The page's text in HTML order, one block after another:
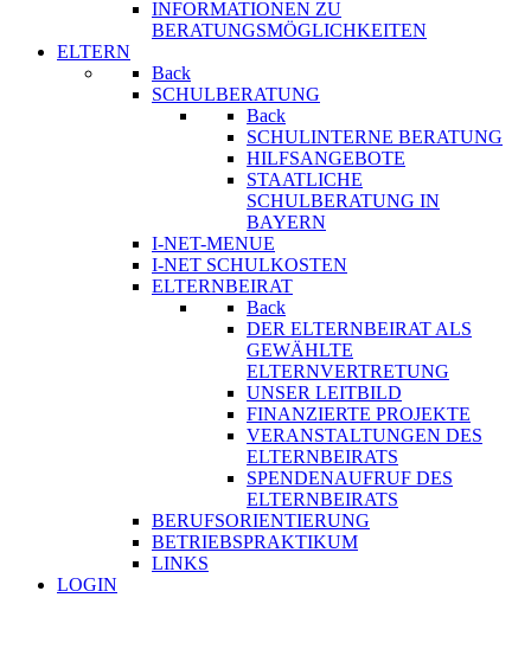
INFORMATIONEN ZU
BERATUNGSMÖGLICHKEITEN
ELTERN
Back
SCHULBERATUNG
Back
SCHULINTERNE BERATUNG
HILFSANGEBOTE
STAATLICHE
SCHULBERATUNG IN
BAYERN
I-NET-MENUE
I-NET SCHULKOSTEN
ELTERNBEIRAT
Back
DER ELTERNBEIRAT ALS
GEWÄHLTE
ELTERNVERTRETUNG
UNSER LEITBILD
FINANZIERTE PROJEKTE
VERANSTALTUNGEN DES
ELTERNBEIRATS
SPENDENAUFRUF DES
ELTERNBEIRATS
BERUFSORIENTIERUNG
BETRIEBSPRAKTIKUM
LINKS
LOGIN